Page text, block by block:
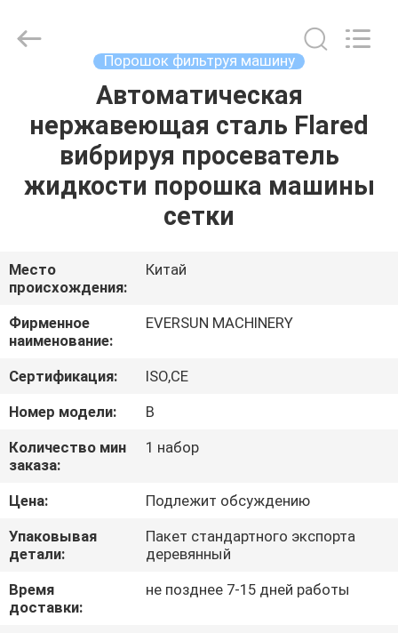
ПРОДУКТЫ
ШОУ
О
НАС
ПУТЕШЕСТВИЕ
ФАБРИКИ
ПРОВЕРКА
КАЧЕСТВА
СВЯЖИТЕСЬ
МЫ
Порошок фильтруя машину
Автоматическая
нержавеющая сталь Flared
вибрируя просеватель
жидкости порошка машины
сетки
Место
происхождения:
Китай
Фирменное
наименование:
EVERSUN MACHINERY
Сертификация:
ISO,CE
Номер модели:
B
Количество мин
заказа:
1 набор
Цена:
Подлежит обсуждению
Упаковывая
детали:
Пакет стандартного экспорта
деревянный
Время
доставки:
не позднее 7-15 дней работы